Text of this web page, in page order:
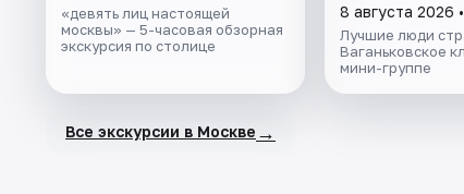
«девять лиц настоящей
москвы» — 5-часовая обзорная
экскурсия по столице
8 августа 2026
Лучшие люди
Ваганьковское
мини-группе
Все экскурсии в Москве →